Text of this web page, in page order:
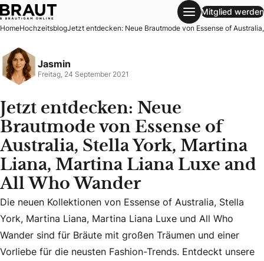
Jetzt entdecken: Neue Brautmode von Essense of
Mitglied werden
HomeHochzeitsblogJetzt entdecken: Neue Brautmode von Essense of
Jasmin
Freitag, 24 September 2021
Jetzt entdecken: Neue
Brautmode von Essense of
Australia, Stella York, Martina
Liana, Martina Liana Luxe and
All Who Wander
Die neuen Kollektionen von Essense of Australia, Stella
Die neuen Kollektionen von Essense of Australia, Stella
York, Martina Liana, Martina Liana Luxe und All Who
Wander sind für Bräute mit großen Träumen und einer
Vorliebe für die neusten Fashion-Trends. Entdeckt unsere